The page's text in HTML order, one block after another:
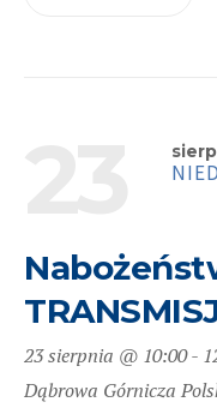
23 sierpnia @ 10:00-
Dąbrowa Górnicza